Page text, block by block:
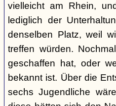
vielleicht am Rhein,
lediglich der
denselben Platz, weil
treffen würden.
geschaffen hat, oder
bekannt ist. Über die
sechs Jugendliche